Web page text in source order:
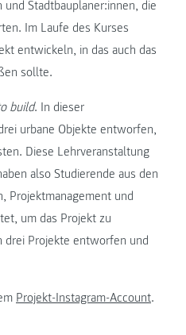
Stadtbauplaner:innen, die
Im Laufe des Kurses
entwickeln, in das auch das
sollte.
build. In dieser
urbane Objekte entworfen,
Diese Lehrveranstaltung
also Studierende aus den
Projektmanagement und
um das Projekt zu
drei Projekte entworfen und
Projekt-Instagram-Account.